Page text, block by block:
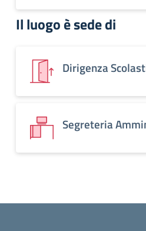
Il luogo è sede di
Dirigenza
Segreteria